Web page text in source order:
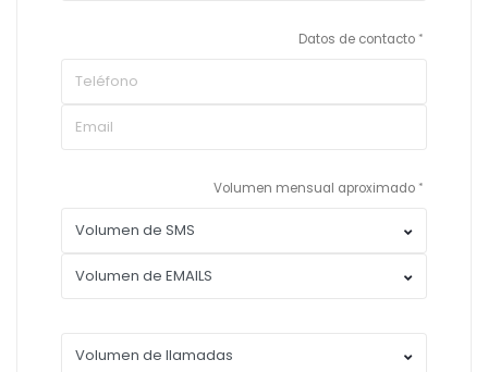
Datos de contacto
Volumen mensual aproximado